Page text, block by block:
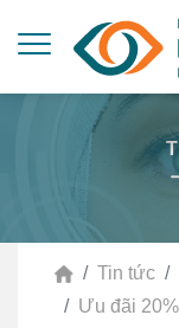
Tin tức
Ưu đãi